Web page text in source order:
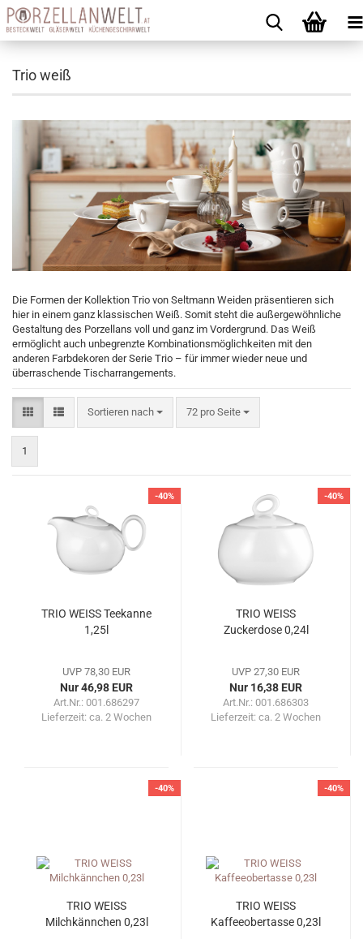
Trio weiß
Die Formen der Kollektion Trio von Seltmann Weiden präsentieren sich
hier in einem ganz klassischen Weiß. Somit steht die außergewöhnliche
Gestaltung des Porzellans voll und ganz im Vordergrund. Das Weiß
ermöglicht auch unbegrenzte Kombinationsmöglichkeiten mit den
anderen Farbdekoren der Serie Trio – für immer wieder neue und
überraschende Tischarrangements.
Sortieren nach
Sortieren nach 72 pro Seite
pro Seite
1
-40%
TRIO WEISS Teekanne
1,25l
UVP 78,30 EUR
Nur 46,98 EUR
Art.Nr.: 001.686297
Lieferzeit: ca. 2 Wochen
-40%
TRIO WEISS
Zuckerdose 0,24l
UVP 27,30 EUR
Nur 16,38 EUR
Art.Nr.: 001.686303
Lieferzeit: ca. 2 Wochen
-40%
TRIO WEISS
Milchkännchen 0,23l
-40%
TRIO WEISS
Kaffeeobertasse 0,23l